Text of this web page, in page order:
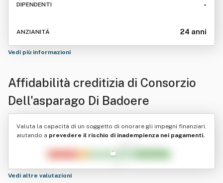
DIPENDENTI -
ANZIANITÁ 24 anni
Vedi più informazioni
Affidabilità creditizia di Consorzio
Dell'asparago Di Badoere
Valuta la capacità di un soggetto di onorare gli impegni finanziari,
aiutando a prevedere il rischio di inadempienza nei pagamenti.
Vedi altre valutazioni